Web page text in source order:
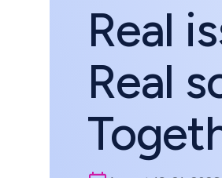
Real
Real